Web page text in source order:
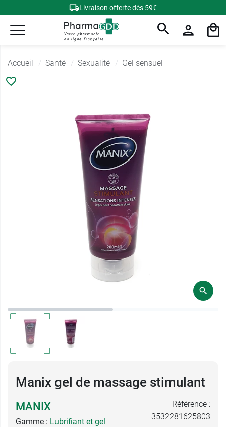
Livraison offerte dès 59€
Accueil Santé Sexualité Gel sensuel
Manix gel de massage stimulant
MANIX
Gamme : Lubrifiant et gel
Référence :
3532281625803